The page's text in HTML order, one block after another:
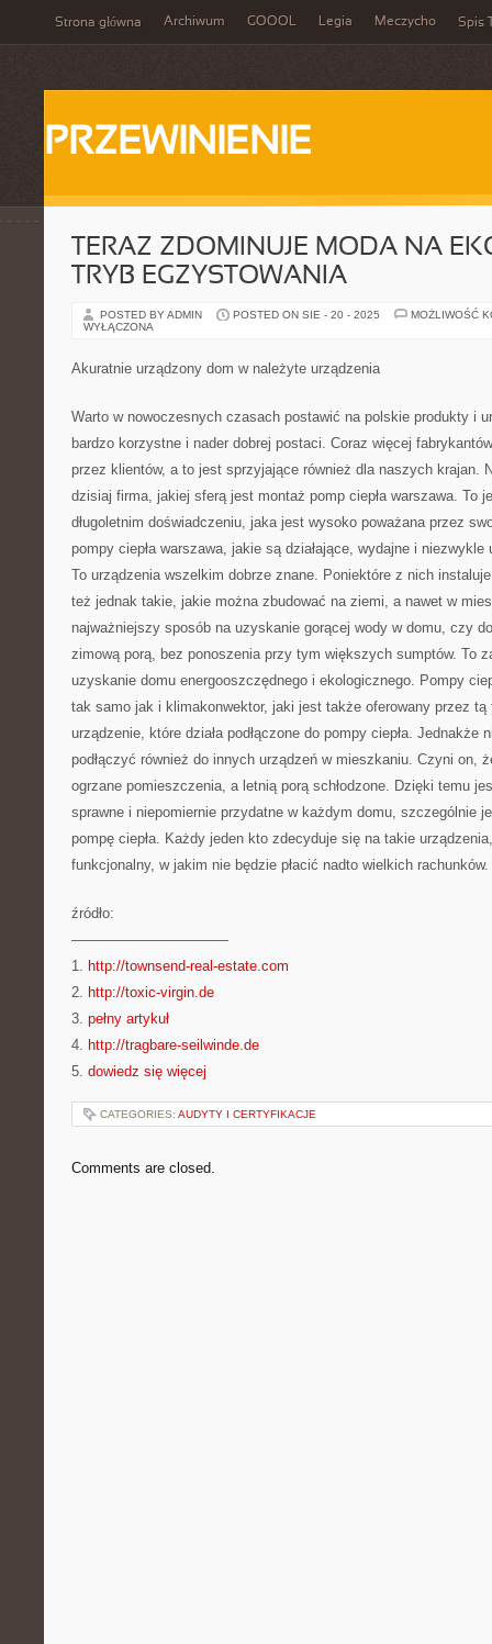
Strona główna Archiwum GOOOL Legia Meczycho Spis
PRZEWINIENIE
TERAZ ZDOMINUJE MODA NA
TRYB EGZYSTOWANIA
POSTED BY ADMIN POSTED ON SIE - 20 - 2025
MOŻLIWOŚĆ
WYŁĄCZONA
Akuratnie urządzony dom w należyte urządzenia
Warto w nowoczesnych czasach postawić na polskie produkty i
bardzo korzystne i nader dobrej postaci. Coraz więcej
przez klientów, a to jest sprzyjające również dla naszych krajan.
dzisiaj firma, jakiej sferą jest montaż pomp ciepła warszawa. To
długoletnim doświadczeniu, jaka jest wysoko poważana przez
pompy ciepła warszawa, jakie są działające, wydajne i
To urządzenia wszelkim dobrze znane. Poniektóre z nich
też jednak takie, jakie można zbudować na ziemi, a nawet w
najważniejszy sposób na uzyskanie gorącej wody w domu, czy
zimową porą, bez ponoszenia przy tym większych sumptów. To
uzyskanie domu energooszczędnego i ekologicznego. Pompy
tak samo jak i klimakonwektor, jaki jest także oferowany przez tą
urządzenie, które działa podłączone do pompy ciepła. Jednakże
podłączyć również do innych urządzeń w mieszkaniu. Czyni on,
ogrzane pomieszczenia, a letnią porą schłodzone. Dzięki temu
sprawne i niepomiernie przydatne w każdym domu, szczególnie
pompę ciepła. Każdy jeden kto zdecyduje się na takie
funkcjonalny, w jakim nie będzie płacić nadto wielkich rachunków.
źródło:
———————————
1. http://townsend-real-estate.com
2. http://toxic-virgin.de
3. pełny artykuł
4. http://tragbare-seilwinde.de
5. dowiedz się więcej
CATEGORIES: AUDYTY I CERTYFIKACJE
Comments are closed.